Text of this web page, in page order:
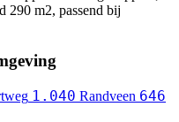
290 m2, passend bij
1.040 Randveen 646